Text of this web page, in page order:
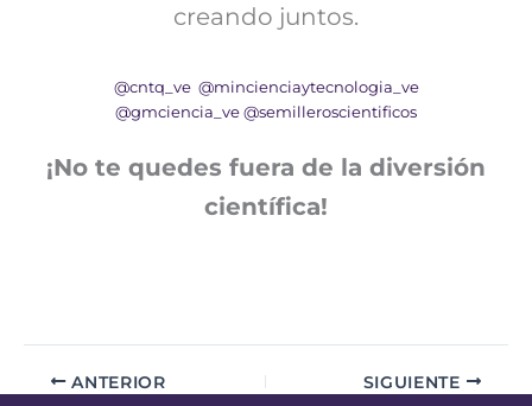
creando juntos.
@cntq_ve @mincienciaytecnologia_ve
@gmciencia_ve @semilleroscientificos
¡No te quedes fuera de la diversión
científica!
ANTERIOR SIGUIENTE